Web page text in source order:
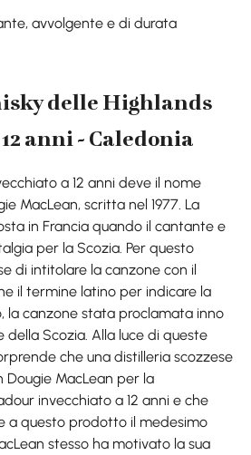
avvolgente e di durata
delle Highlands
anni - Caledonia
a 12 anni deve il nome
MacLean, scritta nel 1977. La
in Francia quando il cantante e
per la Scozia. Per questo
di intitolare la canzone con il
il termine latino per indicare la
la canzone stata proclamata inno
della Scozia. Alla luce di queste
che una distilleria scozzese
MacLean per la
invecchiato a 12 anni e che
a questo prodotto il medesimo
stesso ha motivato la sua